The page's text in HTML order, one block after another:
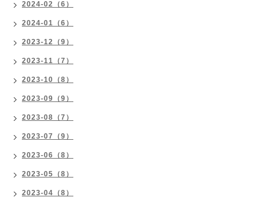
2024-02（6）
2024-01（6）
2023-12（9）
2023-11（7）
2023-10（8）
2023-09（9）
2023-08（7）
2023-07（9）
2023-06（8）
2023-05（8）
2023-04（8）